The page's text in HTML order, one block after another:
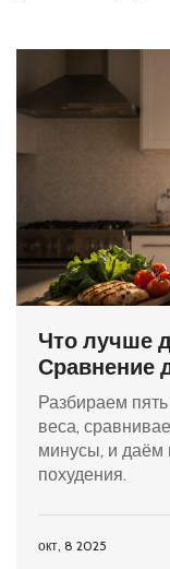
Что лучше
Сравнение
голодания
Разбираем
веса,
минусы, и даём
похудения.
окт, 8 2025